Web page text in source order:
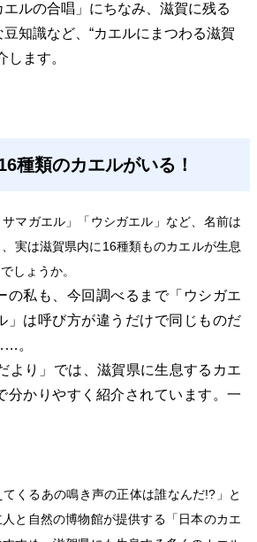
ルの合唱」にちなみ、滋賀に残る
知識など、“カエルにまつわる滋賀
します。
種類のカエルがいる！
サマガエル」「ウシガエル」など、名前は
実は滋賀県内に16種類ものカエルが生息
しょうか。
の私も、今回調べるまで「ウシガエ
」は呼び方が違うだけで同じものだ
。
より」では、滋賀県に生息するカエ
分かりやすく紹介されています。一
くるあの鳴き声の正体は誰なんだ!?」と
と自然の博物館が提供する「日本のカエ